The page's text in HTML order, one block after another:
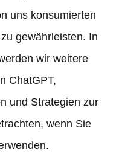
uns konsumierten
gewährleisten. In
wir weitere
ChatGPT,
und Strategien zur
wenn Sie